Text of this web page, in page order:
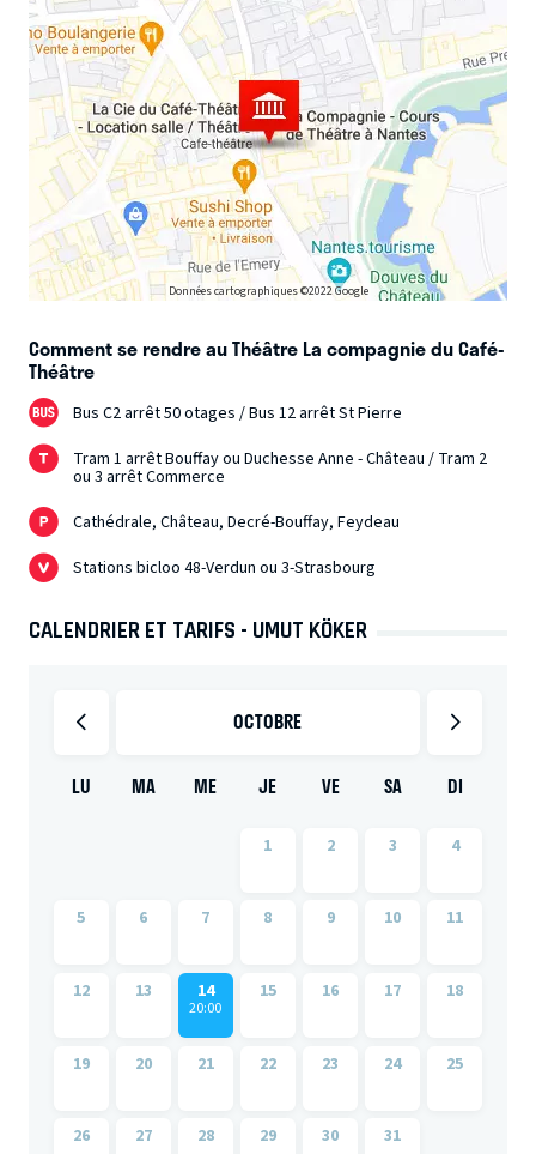
dépasser les apparences. Finesse désarmante, naturel
comique indéniable, Umut Köker est
la révélation incontournable de cette rentrée.
Données cartographiques ©2022 Google
Comment se rendre au Théâtre La compagnie du Café-
Théâtre
Bus C2 arrêt 50 otages / Bus 12 arrêt St Pierre
Tram 1 arrêt Bouffay ou Duchesse Anne - Château / Tram 2
ou 3 arrêt Commerce
Cathédrale, Château, Decré-Bouffay, Feydeau
Stations bicloo 48-Verdun ou 3-Strasbourg
CALENDRIER ET TARIFS - UMUT KÖKER
OCTOBRE
LU MA ME JE VE SA DI
1 2 3 4
5 6 7 8 9 10 11
12 13 14
20:00
15 16 17 18
19 20 21 22 23 24 25
26 27 28 29 30 31